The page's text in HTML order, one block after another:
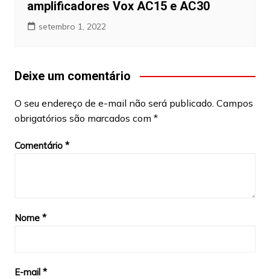
amplificadores Vox AC15 e AC30
setembro 1, 2022
Deixe um comentário
O seu endereço de e-mail não será publicado. Campos
obrigatórios são marcados com *
Comentário *
Nome *
E-mail *